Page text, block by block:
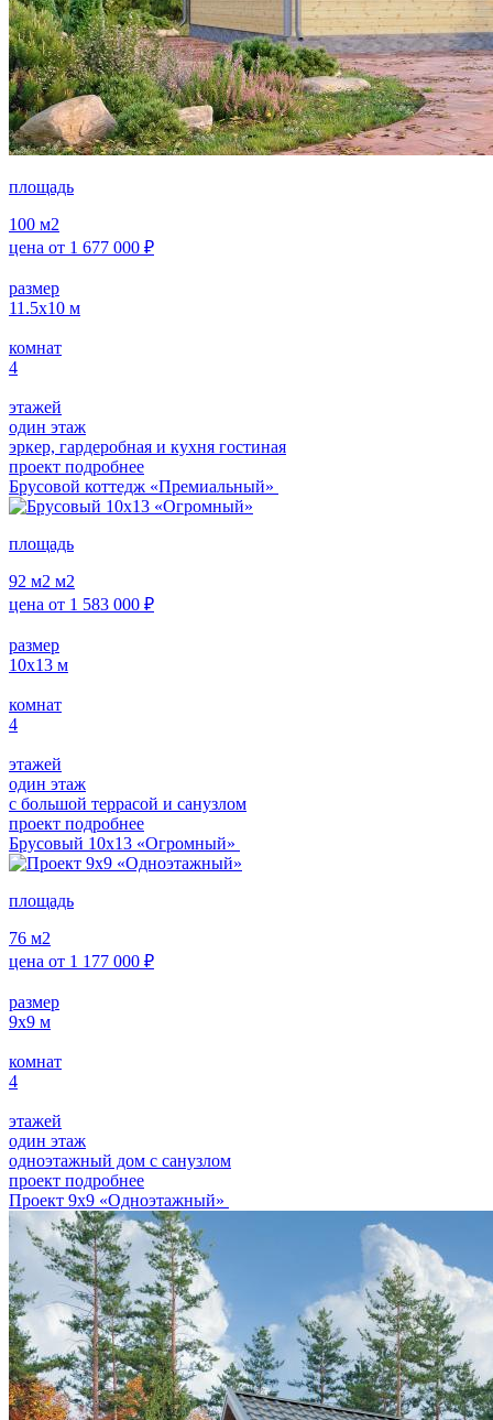
площадь
100 м2
цена от 1 677 000 ₽
размер
11.5х10 м
комнат
4
этажей
один этаж
эркер, гардеробная и кухня гостиная
проект подробнее
Брусовой коттедж «Премиальный»
площадь
92 м2 м2
цена от 1 583 000 ₽
размер
10х13 м
комнат
4
этажей
один этаж
с большой террасой и санузлом
проект подробнее
Брусовый 10х13 «Огромный»
площадь
76 м2
цена от 1 177 000 ₽
размер
9х9 м
комнат
4
этажей
один этаж
одноэтажный дом с санузлом
проект подробнее
Проект 9х9 «Одноэтажный»